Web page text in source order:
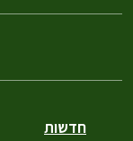
חדשות